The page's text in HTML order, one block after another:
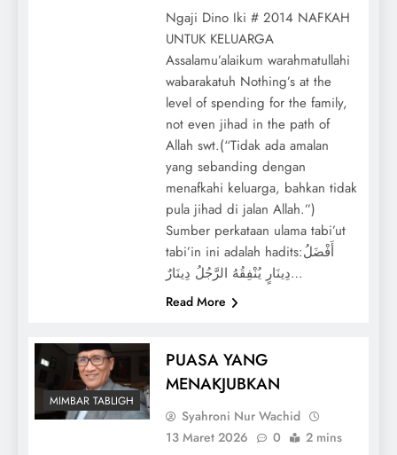
Ngaji Dino Iki # 2014 NAFKAH
UNTUK KELUARGA
Assalamu’alaikum warahmatullahi
wabarakatuh Nothing’s at the
level of spending for the family,
not even jihad in the path of
Allah swt.(“Tidak ada amalan
yang sebanding dengan
menafkahi keluarga, bahkan tidak
pula jihad di jalan Allah.”)
Sumber perkataan ulama tabi’ut
tabi’in ini adalah hadits:أَفْضَلُ
دِينَارٍ يُنْفِقُهُ الرَّجُلُ دِينَارٌ…
Read More
MIMBAR TABLIGH
PUASA YANG
MENAKJUBKAN
Syahroni Nur Wachid
13 Maret 2026
0 2 mins